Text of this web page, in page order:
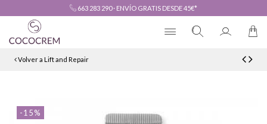
663 283 290· ENVÍO GRATIS DESDE 45€*
Volver a Lift and Repair
-15%